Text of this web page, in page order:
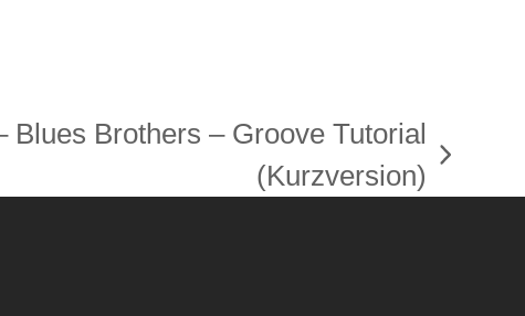
Brothers – Groove Tutorial
(Kurzversion)